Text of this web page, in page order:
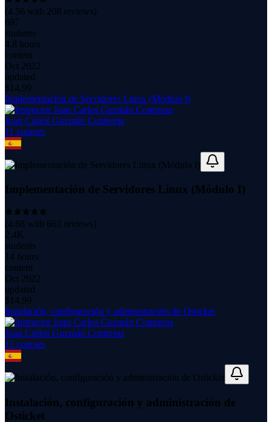
(4.56 with 208 reviews)
697
students
4.8 hours
content
Oct 2022
updated
$ 14.99
Implementación de Servidores Linux (Módulo I)
Juan Carlos Guzmán Contreras
11 courses
Implementación de Servidores Linux (Módulo I)
(4.68 with 663 reviews)
2.4K
students
14 hours
content
Oct 2022
updated
$ 14.99
Instalación, configuración y administración de Osticket
Juan Carlos Guzmán Contreras
11 courses
Instalación, configuración y administración de
Osticket